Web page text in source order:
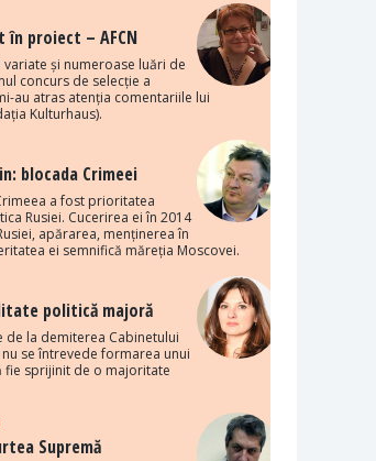
în proiect – AFCN
variate și numeroase luări de
concurs de selecție a
au atras atenția comentariile lui
Kulturhaus).
blocada Crimeei
a fost prioritatea
Rusiei. Cucerirea ei în 2014
apărarea, menținerea în
ei semnifică măreția Moscovei.
politică majoră
de la demiterea Cabinetului
se întrevede formarea unui
fie sprijinit de o majoritate
Supremă